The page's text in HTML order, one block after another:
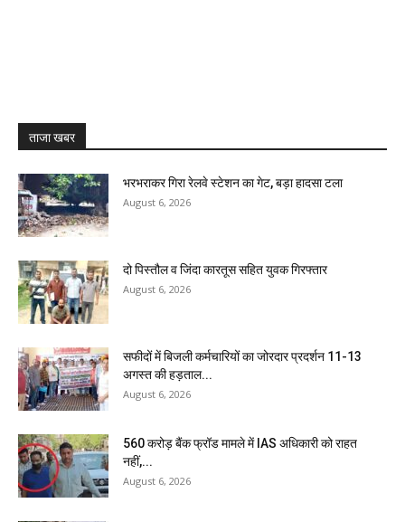
ताजा खबर
भरभराकर गिरा रेलवे स्टेशन का गेट, बड़ा हादसा टला
August 6, 2026
दो पिस्तौल व जिंदा कारतूस सहित युवक गिरफ्तार
August 6, 2026
सफीदों में बिजली कर्मचारियों का जोरदार प्रदर्शन 11-13
अगस्त की हड़ताल...
August 6, 2026
₹560 करोड़ बैंक फ्रॉड मामले में IAS अधिकारी को राहत
नहीं,...
August 6, 2026